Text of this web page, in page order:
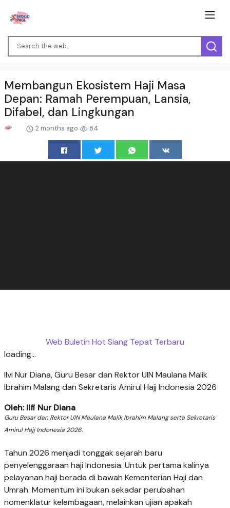
Membangun Ekosistem Haji Masa
Depan: Ramah Perempuan, Lansia,
Difabel, dan Lingkungan
2 months ago 84
Web Buletin Hot Siang Tepat Terbaru
loading...
Ilvi Nur Diana, Guru Besar dan Rektor UIN Maulana Malik
Ibrahim Malang dan Sekretaris Amirul Hajj Indonesia 2026
Oleh: Ilfi Nur Diana
Guru Besar dan Rektor UIN Maulana Malik Ibrahim Malang serta Sekretaris
Amirul Hajj Indonesia 2026.
Tahun 2026 menjadi tonggak sejarah baru
penyelenggaraan haji Indonesia. Untuk pertama kalinya
pelayanan haji berada di bawah Kementerian Haji dan
Umrah. Momentum ini bukan sekadar perubahan
nomenklatur kelembagaan, melainkan ujian apakah